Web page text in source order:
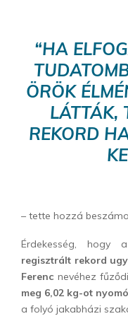
“HA
ÖRÖK
LÁTTÁK,
REKORD
– tette hozzá
Érdekesség, hogy
regisztrált rekord
Ferenc nevéhez
meg 6,02 kg-ot
a folyó jakabházi